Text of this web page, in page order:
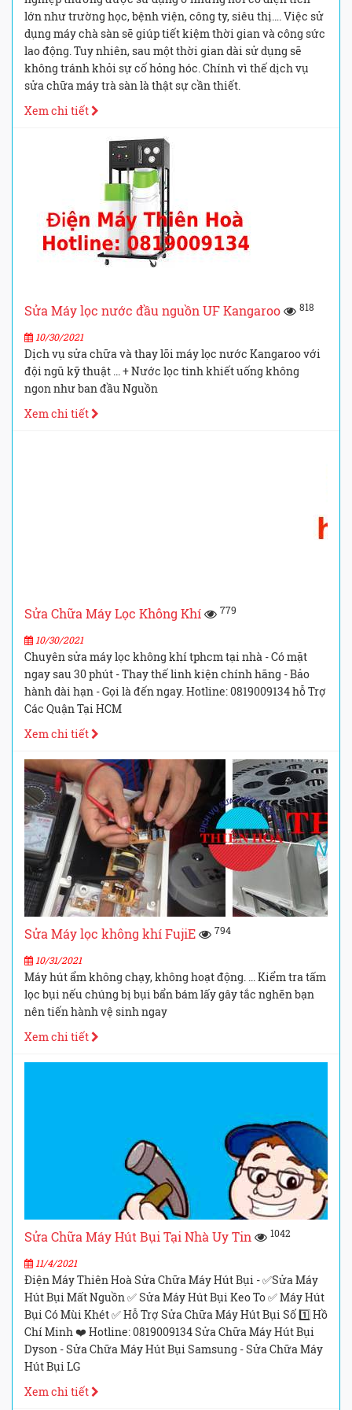
lớn như trường học, bệnh viện, công ty, siêu thị…. Việc sử
dụng máy chà sàn sẽ giúp tiết kiệm thời gian và công sức
lao động. Tuy nhiên, sau một thời gian dài sử dụng sẽ
không tránh khỏi sự cố hỏng hóc. Chính vì thế dịch vụ
sửa chữa máy trà sàn là thật sự cần thiết.
Xem chi tiết
Sửa Máy lọc nước đầu nguồn UF Kangaroo 818
10/30/2021
Dịch vụ sửa chữa và thay lõi máy lọc nước Kangaroo với
đội ngũ kỹ thuật ... + Nước lọc tinh khiết uống không
ngon như ban đầu Nguồn
Xem chi tiết
Sửa Chữa Máy Lọc Không Khí 779
10/30/2021
Chuyên sửa máy lọc không khí tphcm tại nhà - Có mặt
ngay sau 30 phút - Thay thế linh kiện chính hãng - Bảo
hành dài hạn - Gọi là đến ngay. Hotline: 0819009134 hỗ Trợ
Các Quận Tại HCM
Xem chi tiết
Sửa Máy lọc không khí FujiE 794
10/31/2021
Máy hút ẩm không chạy, không hoạt động. ... Kiểm tra tấm
lọc bụi nếu chúng bị bụi bẩn bám lấy gây tắc nghẽn bạn
nên tiến hành vệ sinh ngay
Xem chi tiết
Sửa Chữa Máy Hút Bụi Tại Nhà Uy Tin 1042
11/4/2021
Điện Máy Thiên Hoà Sửa Chữa Máy Hút Bụi - ✅Sửa Máy
Hút Bụi Mất Nguồn ✅ Sửa Máy Hút Bụi Keo To ✅ Máy Hút
Bụi Có Mùi Khét ✅ Hỗ Trợ Sửa Chữa Máy Hút Bụi Số 1️⃣ Hồ
Chí Minh ❤️ Hotline: 0819009134 Sửa Chữa Máy Hút Bụi
Dyson - Sửa Chữa Máy Hút Bụi Samsung - Sửa Chữa Máy
Hút Bụi LG
Xem chi tiết